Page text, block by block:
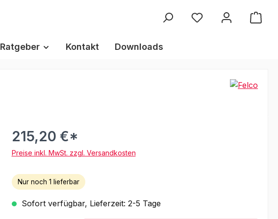
Ratgeber Kontakt Downloads
215,20 €*
Preise inkl. MwSt. zzgl. Versandkosten
Nur noch 1 lieferbar
Sofort verfügbar, Lieferzeit: 2-5 Tage